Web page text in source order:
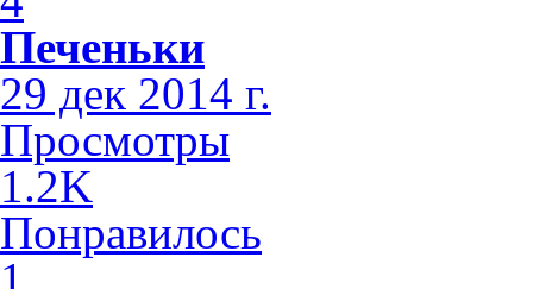
Печеньки
29 дек 2014 г.
Просмотры
1.2K
Понравилось